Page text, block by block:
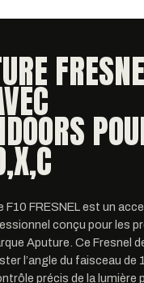
F10 FRESNEL est un
conçu pour les
Aputure. Ce Fresnel
l’angle du faisceau de
précis de la lumière